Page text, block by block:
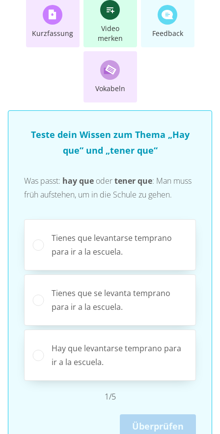
Kurzfassung
Video
merken
Feedback
Vokabeln
Teste dein Wissen zum Thema „Hay
que“ und „tener que“
Was passt: hay que odertener que: Man muss
früh aufstehen, um in die Schule zu gehen.
Tienes que levantarse temprano
para ir a la escuela.
Tienes que se levanta temprano
para ir a la escuela.
Hay que levantarse temprano para
ir a la escuela.
1/5
Überprüfen